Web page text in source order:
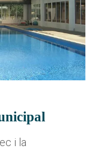
i la